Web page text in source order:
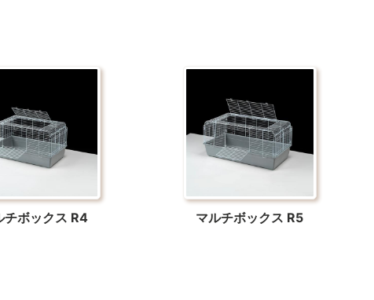
チボックス R4 マルチボックス R5